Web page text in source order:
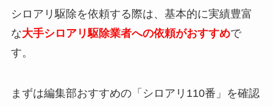
シロアリ駆除を依頼する際は、基本的に実績豊富
な大手シロアリ駆除業者への依頼がおすすめで
す。
まずは編集部おすすめの「シロアリ110番」を確認